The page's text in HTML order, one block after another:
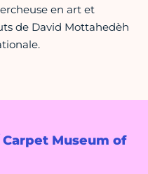
Carpet Museum of
en art et
de David Mottahedèh